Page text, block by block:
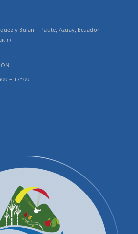
y Bulan – Paute, Azuay, Ecuador
– 17h00